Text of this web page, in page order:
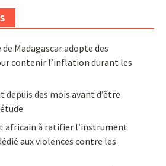
Madagascar adopte des
contenir l’inflation durant les
depuis des mois avant d’être
africain à ratifier l’instrument
aux violences contre les